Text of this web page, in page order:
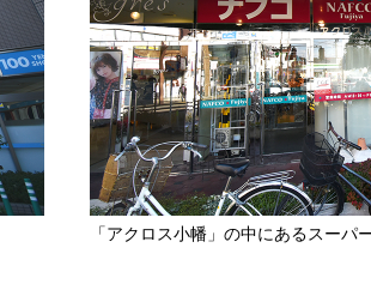
「アクロス小幡」の中にあるスーパ